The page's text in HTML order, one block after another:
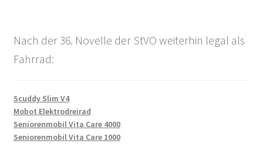
Nach der 36. Novelle der StVO weiterhin legal als
Fahrrad:
Scuddy Slim V4
Mobot Elektrodreirad
Seniorenmobil Vita Care 4000
Seniorenmobil Vita Care 1000